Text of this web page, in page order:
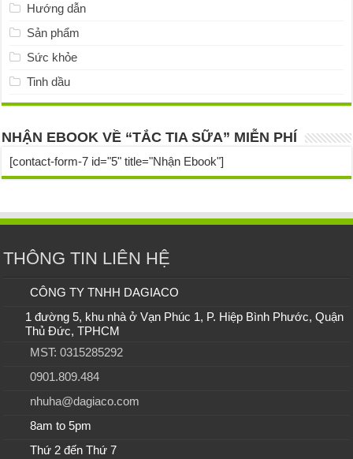
Hướng dẫn
Sản phẩm
Sức khỏe
Tinh dầu
NHẬN EBOOK VỀ “TẮC TIA SỮA” MIỄN PHÍ
[contact-form-7 id="5" title="Nhận Ebook"]
THÔNG TIN LIÊN HỆ
CÔNG TY TNHH DAGIACO
1 đường 5, khu nhà ở Vạn Phúc 1, P. Hiệp Bình Phước, Quận
Thủ Đức, TPHCM
MST: 0315285292
0901.809.484
nhuha@dagiaco.com
8am to 5pm
Thứ 2 đến Thứ 7